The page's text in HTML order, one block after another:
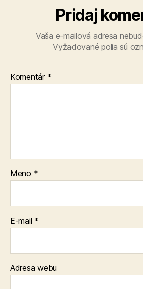
Pridaj
Vaša e-mailová adresa
Vyžadované polia sú
Komentár *
Meno *
E-mail *
Adresa webu